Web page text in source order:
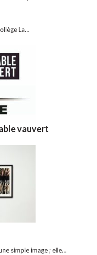
La…
vauvert
simple image ; elle…